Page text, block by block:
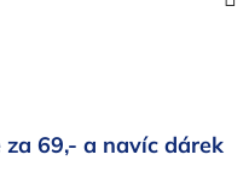
69,- a navíc dárek